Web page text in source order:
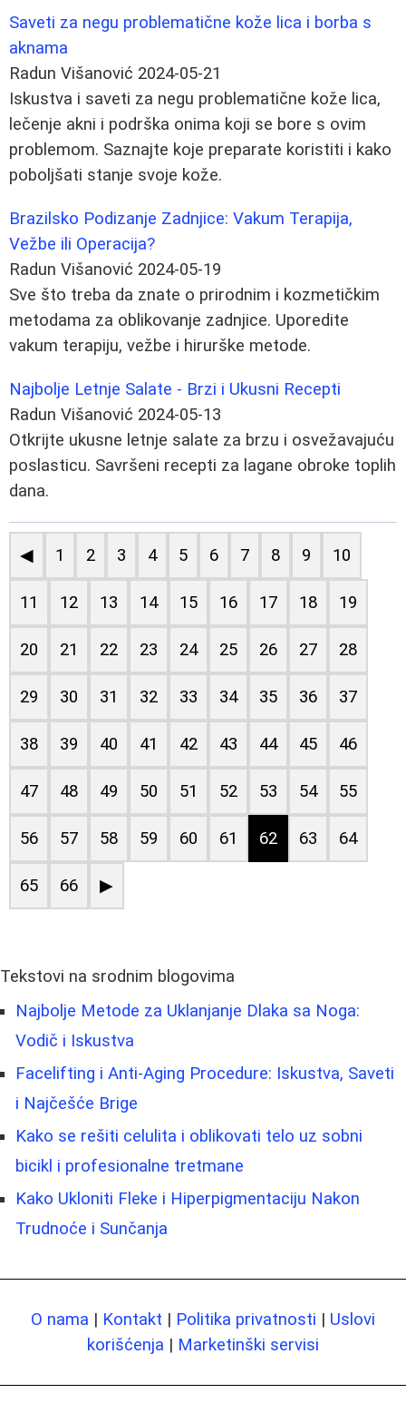
Saveti za negu problematične kože lica i borba s
aknama
Radun Višanović 2024-05-21
Iskustva i saveti za negu problematične kože lica,
lečenje akni i podrška onima koji se bore s ovim
problemom. Saznajte koje preparate koristiti i kako
poboljšati stanje svoje kože.
Brazilsko Podizanje Zadnjice: Vakum Terapija,
Vežbe ili Operacija?
Radun Višanović 2024-05-19
Sve što treba da znate o prirodnim i kozmetičkim
metodama za oblikovanje zadnjice. Uporedite
vakum terapiju, vežbe i hirurške metode.
Najbolje Letnje Salate - Brzi i Ukusni Recepti
Radun Višanović 2024-05-13
Otkrijte ukusne letnje salate za brzu i osvežavajuću
poslasticu. Savršeni recepti za lagane obroke toplih
dana.
◀ 1 2 3 4 5 6 7 8 9 10
11 12 13 14 15 16 17 18 19
20 21 22 23 24 25 26 27 28
29 30 31 32 33 34 35 36 37
38 39 40 41 42 43 44 45 46
47 48 49 50 51 52 53 54 55
56 57 58 59 60 61 62 63 64
65 66 ▶
Tekstovi na srodnim blogovima
Najbolje Metode za Uklanjanje Dlaka sa Noga:
Vodič i Iskustva
Facelifting i Anti-Aging Procedure: Iskustva, Saveti
i Najčešće Brige
Kako se rešiti celulita i oblikovati telo uz sobni
bicikl i profesionalne tretmane
Kako Ukloniti Fleke i Hiperpigmentaciju Nakon
Trudnoće i Sunčanja
O nama | Kontakt | Politika privatnosti | Uslovi
korišćenja | Marketinški servisi